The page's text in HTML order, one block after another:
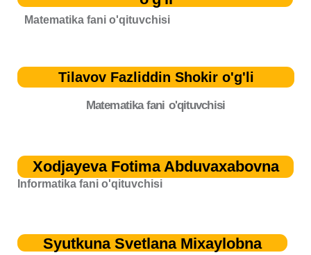
Matematika fani o'qituvchisi
Tilavov Fazliddin Shokir o'g'li
Matematika fani o'qituvchisi
Xodjayeva Fotima Abduvaxabovna
Informatika fani o'qituvchisi
Syutkuna Svetlana Mixaylobna